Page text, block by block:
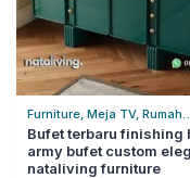
Furniture, Meja TV, Rumah
Tangga
Bufet terbaru finishing
army bufet custom
nataliving furniture